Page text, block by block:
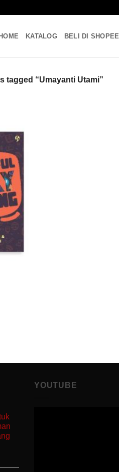
KATALOG BELI DI SHOPEE
tagged “Umayanti Utami”
YOUTUBE